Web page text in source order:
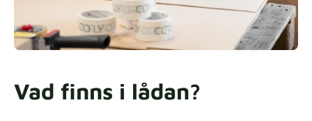
Vad finns i lådan?